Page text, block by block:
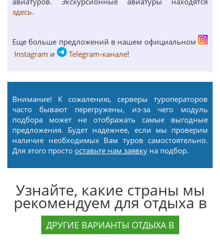
здесь.
Еще больше предложений в нашем официальном
Instagram и Telegram-канале!
Внимание! К сожалению, серверы туроператоров
часто бывают перегружены, из-за чего модуль
подбора может не отображать самые выгодные
предложения. Будет надежнее, если мы проверим
наличие необходимых Вам туров самостоятельно.
Для этого просто оставьте нам заявку на подбор.
Узнайте, какие страны мы
рекомендуем для отдыха в
ДРУГИЕ ВАРИАНТЫ ОТДЫХА В